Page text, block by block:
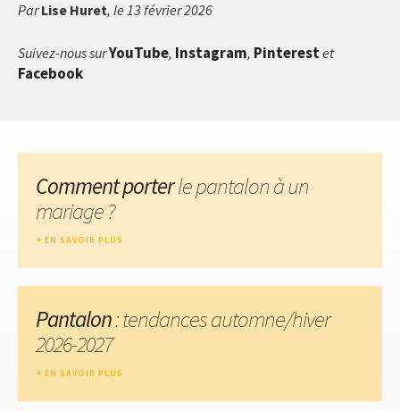
ParLise Huret, le 13 février 2026
Suivez-nous surYouTube, Instagram, Pinterestet
Facebook
Comment porterle pantalon à un
mariage ?
EN SAVOIR PLUS
Pantalon: tendances automne/hiver
2026-2027
EN SAVOIR PLUS